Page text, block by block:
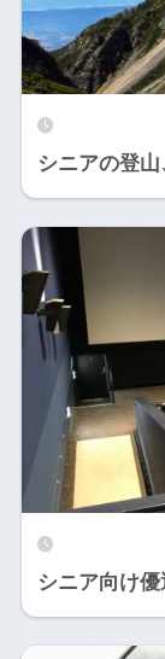
シニアの登
シニア向け